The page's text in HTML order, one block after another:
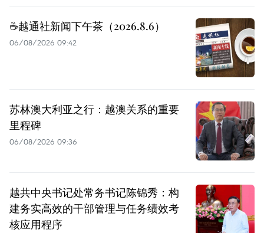
☕️越通社新闻下午茶（2026.8.6）
06/08/2026 09:42
苏林澳大利亚之行：越澳关系的重要
里程碑
06/08/2026 09:36
越共中央书记处常务书记陈锦秀：构
建务实高效的干部管理与任务绩效考
核应用程序